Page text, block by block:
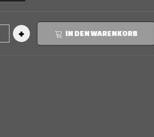
IN DEN WARENKORB